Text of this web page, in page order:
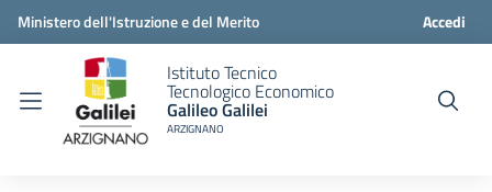
Ministero dell'Istruzione e del Merito Accedi
Istituto Tecnico
Tecnologico Economico
Galileo Galilei
ARZIGNANO